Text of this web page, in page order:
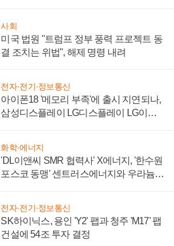
사회
미국 법원 "트럼프 정부 풍력 프로젝트 동
결 조치는 위법", 해제 명령 내려
전자·전기·정보통신
아이폰18 '메모리 부족'에 출시 지연되나,
삼성디스플레이 LG디스플레이 LG이노
화학·에너지
'DL이앤씨 SMR 협력사' X에너지, '한수원
포스코 동맹' 센트러스에너지와 우라늄
전자·전기·정보통신
SK하이닉스, 용인 'Y2' 팹과 청주 'M17' 팹
건설에 54조 투자 결정